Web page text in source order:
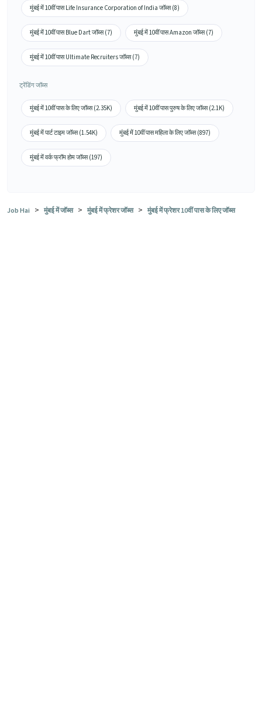
मुंबई में 10वीं पास Life Insurance Corporation of India जॉब्स (8)
मुंबई में 10वीं पास Blue Dart जॉब्स (7) मुंबई में 10वीं पास Amazon जॉब्स (7)
मुंबई में 10वीं पास Ultimate Recruiters जॉब्स (7)
ट्रेंडिंग जॉब्स
मुंबई में 10वीं पास के लिए जॉब्स (2.35K) मुंबई में 10वीं पास पुरुष के लिए जॉब्स (2.1K)
मुंबई में पार्ट टाइम जॉब्स (1.54K) मुंबई में 10वीं पास महिला के लिए जॉब्स (897)
मुंबई में वर्क फ्रॉम होम जॉब्स (197)
Job Hai > मुंबई में जॉब्स > मुंबई में फ्रेशर जॉब्स > मुंबई में फ्रेशर 10वीं पास के लिए जॉब्स